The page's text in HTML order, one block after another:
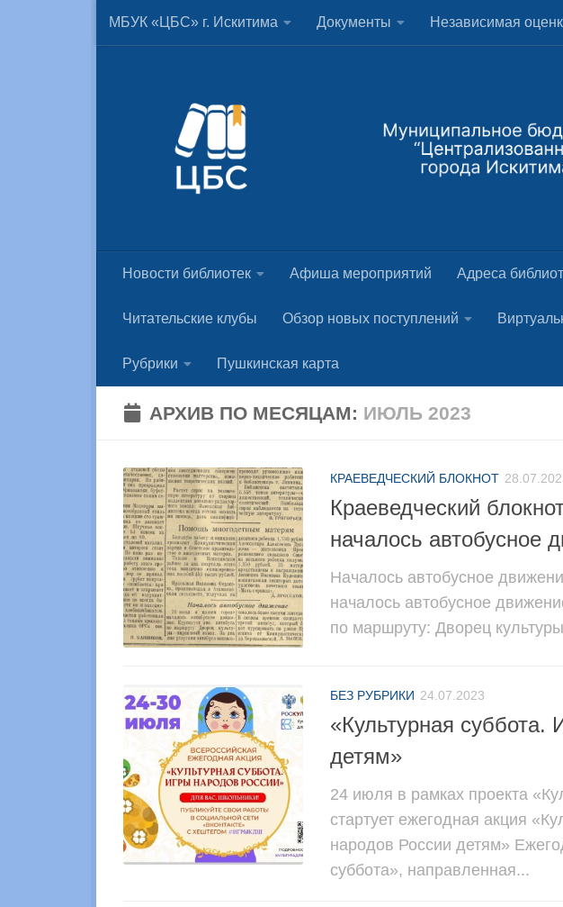
Skip to content
МБУК «ЦБС» г. Искитима Документы Независимая
Новости библиотек Афиша мероприятий Адреса
Читательские клубы Обзор новых поступлений
Рубрики Пушкинская карта
АРХИВ ПО МЕСЯЦАМ: ИЮЛЬ 2023
КРАЕВЕДЧЕСКИЙ БЛОКНОТ
Краеведческий
началось автобусное
Началось автобусное
началось автобусное
по маршруту: Дворец
БЕЗ РУБРИКИ 24.07.2023
«Культурная суббота.
детям»
24 июля в рамках проекта
стартует ежегодная акция
народов России детям»
суббота», направленная...